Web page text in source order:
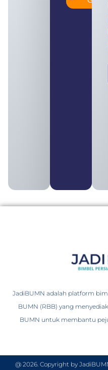
JadiBUMN adalah platform
BUMN (RBB) yang
BUMN untuk membantu
@ 2026. Copyright by